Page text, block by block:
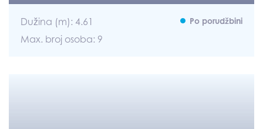
Dužina (m): 4.61
Max. broj osoba: 9
Po porudžbini